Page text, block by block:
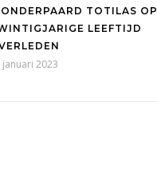
TOTILAS OP
LEEFTIJD
januari 2023